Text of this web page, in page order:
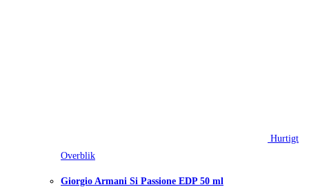
Hurtigt
Overblik
Giorgio Armani Si Passione EDP 50 ml